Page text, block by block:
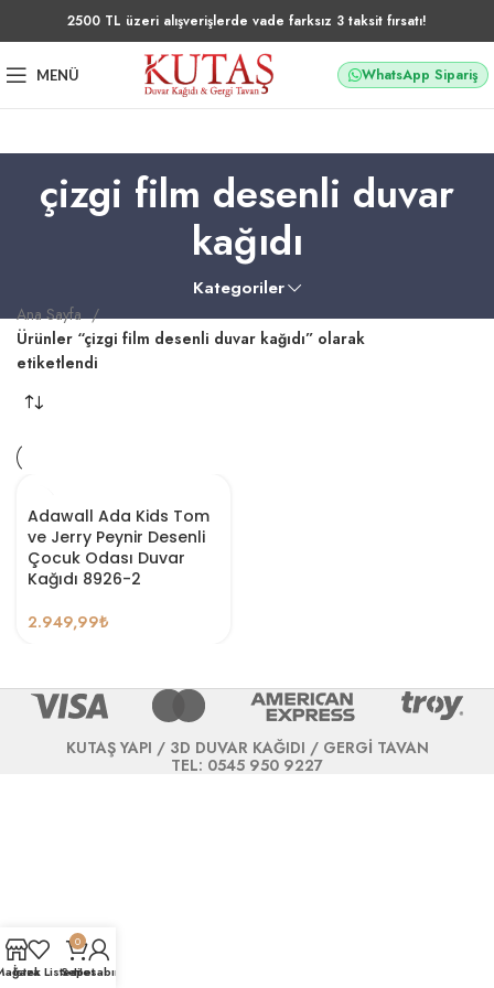
2500 TL üzeri alışverişlerde vade farksız 3 taksit fırsatı!
MENÜ WhatsApp Sipariş
çizgi film desenli duvar
kağıdı
Kategoriler
Ana Sayfa
Ürünler “çizgi film desenli duvar kağıdı” olarak
etiketlendi
Adawall Ada Kids Tom
ve Jerry Peynir Desenli
Çocuk Odası Duvar
Kağıdı 8926-2
2.949,99₺
KUTAŞ YAPI / 3D DUVAR KAĞIDI / GERGİ TAVAN
TEL: 0545 950 9227
İstek Listesi
0
Sepet
Hesabım